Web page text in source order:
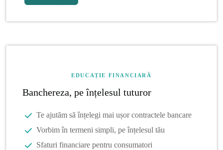
EDUCAȚIE FINANCIARĂ
Banchereza, pe înțelesul tuturor
Te ajutăm să înțelegi mai ușor contractele bancare
Vorbim în termeni simpli, pe înțelesul tău
Sfaturi financiare pentru consumatori